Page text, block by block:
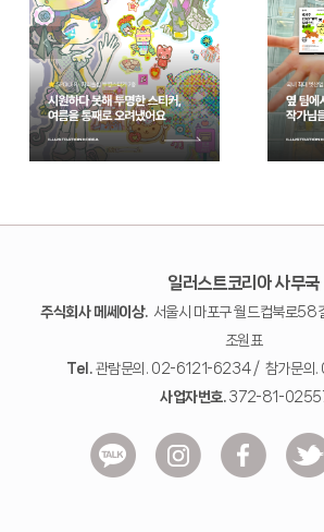
일러스트코리아 사무국
주식회사 메쎄이상.서울시 마포구 월드컵북로58
조원표
Tel.관람문의. 02-6121-6234 / 참가문
사업자번호.372-81-